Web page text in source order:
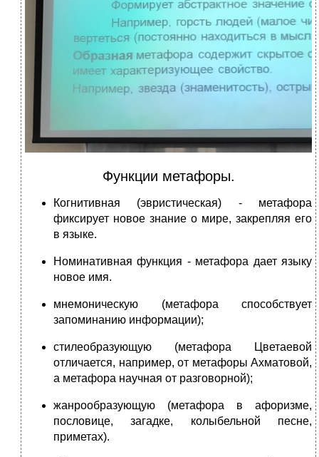
Функции метафоры.
Когнитивная (эвристическая) - метафора
фиксирует новое знание о мире, закрепляя его
в языке.
Номинативная функция - метафора дает языку
новое имя.
мнемоническую (метафора способствует
запоминанию информации);
стилеобразующую (метафора Цветаевой
отличается, например, от метафоры Ахматовой,
а метафора научная от разговорной);
жанрообразующую (метафора в афоризме,
пословице, загадке, колыбельной песне,
приметах).